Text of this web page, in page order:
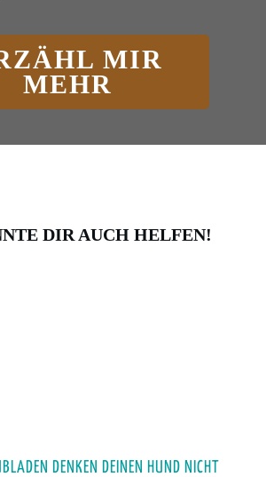
MIR
MEHR
DIR AUCH HELFEN!
DENKEN DEINEN HUND NICHT